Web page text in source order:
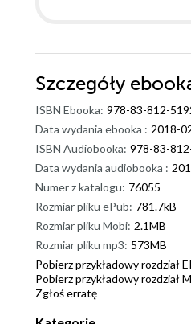
Szczegóły
ISBN Ebooka: 978-83-812-
Data wydania ebooka : 2018-
ISBN Audiobooka: 978-83-
Data wydania audiobooka :
Numer z katalogu: 76055
Rozmiar pliku ePub: 781.7kB
Rozmiar pliku Mobi: 2.1MB
Rozmiar pliku mp3: 573MB
Pobierz przykładowy rozdział
Pobierz przykładowy rozdział
Zgłoś erratę